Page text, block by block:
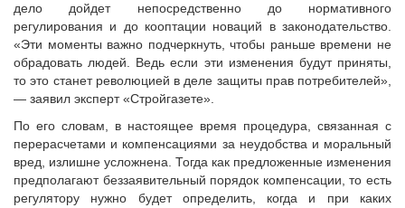
дело дойдет непосредственно до нормативного
регулирования и до кооптации новаций в законодательство.
«Эти моменты важно подчеркнуть, чтобы раньше времени не
обрадовать людей. Ведь если эти изменения будут приняты,
то это станет революцией в деле защиты прав потребителей»,
— заявил эксперт «Стройгазете».
По его словам, в настоящее время процедура, связанная с
перерасчетами и компенсациями за неудобства и моральный
вред, излишне усложнена. Тогда как предложенные изменения
предполагают беззаявительный порядок компенсации, то есть
регулятору нужно будет определить, когда и при каких